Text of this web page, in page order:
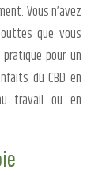
Vous n’avez
que vous
pour un
du CBD en
travail ou en